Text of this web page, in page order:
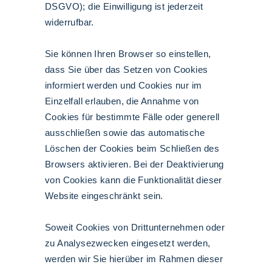
DSGVO); die Einwilligung ist jederzeit
widerrufbar.
Sie können Ihren Browser so einstellen,
dass Sie über das Setzen von Cookies
informiert werden und Cookies nur im
Einzelfall erlauben, die Annahme von
Cookies für bestimmte Fälle oder generell
ausschließen sowie das automatische
Löschen der Cookies beim Schließen des
Browsers aktivieren. Bei der Deaktivierung
von Cookies kann die Funktionalität dieser
Website eingeschränkt sein.
Soweit Cookies von Drittunternehmen oder
zu Analysezwecken eingesetzt werden,
werden wir Sie hierüber im Rahmen dieser